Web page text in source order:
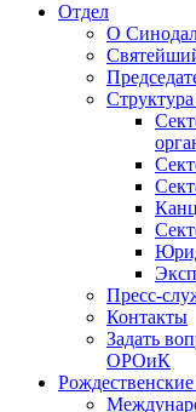
Отдел
О
Структура
Пресс-
Контакты
Задать
ОРОиК